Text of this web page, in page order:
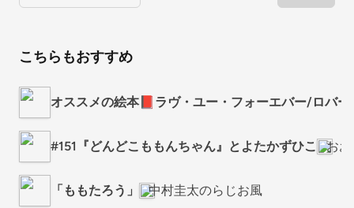
こちらもおすすめ
オススメの絵本📕ラヴ・ユー・フォーエバー/ロバー
#151『どんどこももんちゃん』とよたかずひこ お
「ももたろう」 中村圭太のらじお風